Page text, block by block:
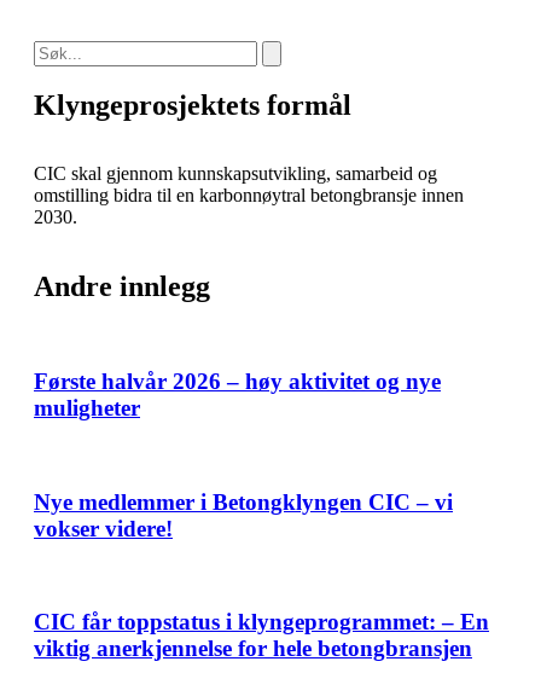
Klyngeprosjektets formål
CIC skal gjennom kunnskapsutvikling, samarbeid og
omstilling bidra til en karbonnøytral betongbransje innen
2030.
Andre innlegg
Første halvår 2026 – høy aktivitet og nye
muligheter
Nye medlemmer i Betongklyngen CIC – vi
vokser videre!
CIC får toppstatus i klyngeprogrammet: – En
viktig anerkjennelse for hele betongbransjen